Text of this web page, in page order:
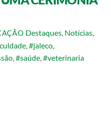
Destaques, Notícias,
,#jaleco,
,#saúde,#veterinaria